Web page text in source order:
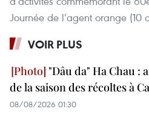
Journée de l’agent orange (10
VOIR PLUS
"Dâu da" Ha Chau :
de la saison des récoltes à
08/08/2026 01:30